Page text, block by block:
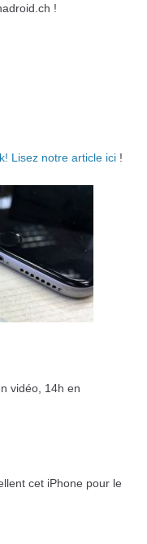
!
Lisez notre article ici !
vidéo, 14h en
cet iPhone pour le